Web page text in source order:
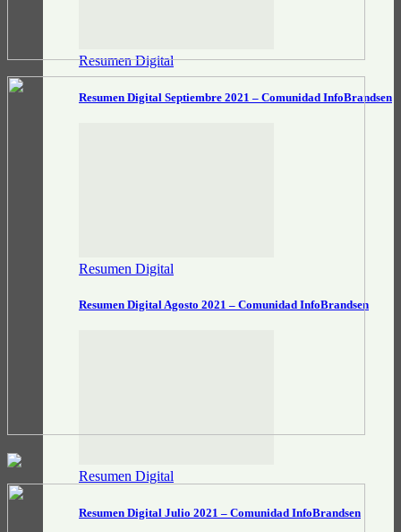
Resumen Digital
Resumen Digital Septiembre 2021 – Comunidad InfoBrandsen
Resumen Digital
Resumen Digital Agosto 2021 – Comunidad InfoBrandsen
Resumen Digital
Resumen Digital Julio 2021 – Comunidad InfoBrandsen